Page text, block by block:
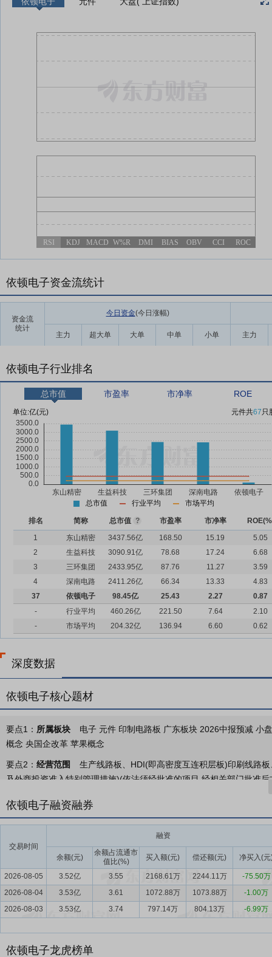
RSI KDJ MACD W%R DMI BIAS OBV CCI ROC
依顿电子资金流统计
资金流
统计
今日资金(今日涨幅)
主力 超大单 大单 中单 小单 主力
依顿电子行业排名
总市值 市盈率 市净率 ROE
单位:亿(元) 元件共67只
总市值 行业平均 市场平均
排名 简称 总市值 ? 市盈率 市净率
1
东山精密 3437.56亿 168.50 15.19
5.05
2
生益科技 3090.91亿 78.68 17.24
6.68
3
三环集团 2433.95亿 87.76 11.27
3.59
4
深南电路 2411.26亿 66.34 13.33
4.83
37
依顿电子 98.45亿 25.43 2.27
0.87
-
行业平均 460.26亿 221.50 7.64
2.10
-
市场平均 204.32亿 136.94 6.60 0.62
深度数据
依顿电子核心题材
要点1： 所属板块
电子 元件 印制电路板 广东板块 2026中报预减 小
概念 央国企改革 苹果概念
要点2： 经营范围
生产线路板、HDI(即高密度互连积层板)印刷线路
及外商投资准入特别管理措施)(依法须经批准的项目,经相关部门批准
要点3：印制电路板的研发、生产和销售业务
在服务器/数据储存、人工智能、云计算
Prismark2025年第四季度的研究报告，2025年全球PCB产值约为
速，这反映了PCB行业的产品结构正在调整，高端产品占比逐渐提
到约1,233.48亿美元，总体保持平稳增长。
要点5：客户优势——优质的客户资源和良好的行业口碑
公司坚持“
水平、生产能力、产品和服务质量、成本控制、快速响应等多方面的
第一名”、“供应商评价A(最优级)”、“质量优秀协作奖”、“臻质服务奖”等
依顿电子融资融券
交易时间
融资
余额(元)
余额占流通市
值比(%)
买入额(元) 偿还额(元) 净买入(元
2026-08-05 3.52亿 3.55 2168.61万 2244.11万
-75.50万
2026-08-04
3.53亿 3.61 1072.88万 1073.88万
-1.00万
2026-08-03
3.53亿 3.74 797.14万 804.13万 -6.99万
依顿电子龙虎榜单